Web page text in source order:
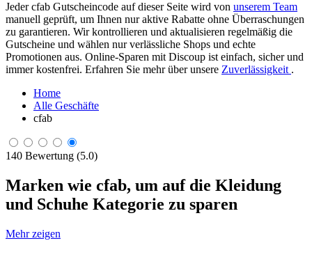
Jeder cfab Gutscheincode auf dieser Seite wird von unserem Team
manuell geprüft, um Ihnen nur aktive Rabatte ohne Überraschungen
zu garantieren. Wir kontrollieren und aktualisieren regelmäßig die
Gutscheine und wählen nur verlässliche Shops und echte
Promotionen aus. Online-Sparen mit Discoup ist einfach, sicher und
immer kostenfrei. Erfahren Sie mehr über unsere Zuverlässigkeit .
Home
Alle Geschäfte
cfab
140 Bewertung (5.0)
Marken wie cfab, um auf die Kleidung
und Schuhe Kategorie zu sparen
Mehr zeigen